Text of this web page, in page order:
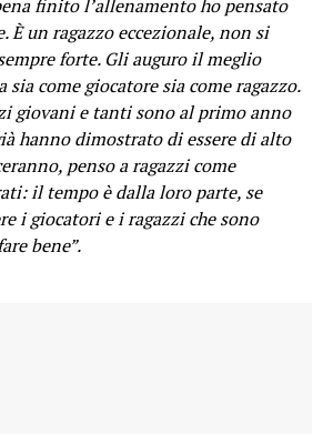
finito l’allenamento ho pensato
È un ragazzo eccezionale, non si
forte. Gli auguro il meglio
sia come giocatore sia come ragazzo.
giovani e tanti sono al primo anno
hanno dimostrato di essere di alto
penso a ragazzi come
il tempo è dalla loro parte, se
i giocatori e i ragazzi che sono
bene”.